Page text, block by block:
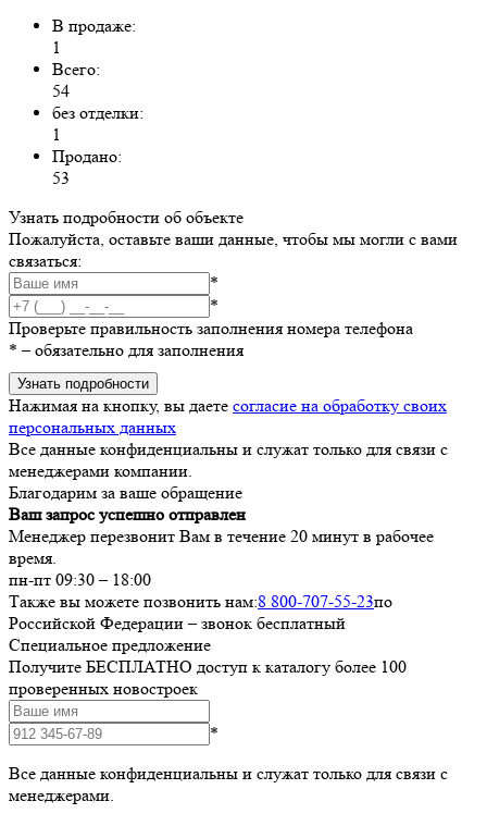
В продаже:
1
Всего:
54
без отделки:
1
Продано:
53
Узнать подробности об объекте
Пожалуйста, оставьте ваши данные, чтобы мы могли с вами
связаться:
*
*
Проверьте правильность заполнения номера телефона
* – обязательно для заполнения
Узнать подробности
Нажимая на кнопку, вы даете согласие на обработку своих
персональных данных
Все данные конфиденциальны и служат только для связи с
менеджерами компании.
Благодарим за ваше обращение
Ваш запрос успешно отправлен
Менеджер перезвонит Вам в течение 20 минут в рабочее
время.
пн-пт 09:30 – 18:00
Также вы можете позвонить нам:8 800-707-55-23по
Российской Федерации – звонок бесплатный
Специальное предложение
Получите БЕСПЛАТНО доступ к каталогу более 100
проверенных новостроек
*
Все данные конфиденциальны и служат только для связи с
менеджерами.